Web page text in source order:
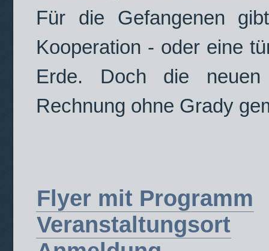
Für die Gefangenen
Kooperation - oder eine
Erde. Doch die
Rechnung ohne Grady
Flyer mit Programm
Veranstaltungsort